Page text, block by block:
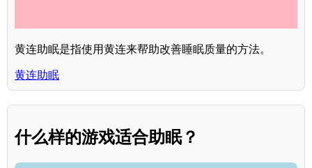
黄连助眠是指使用黄连来帮助改善睡眠质量的方法。
黄连助眠
什么样的游戏适合助眠？